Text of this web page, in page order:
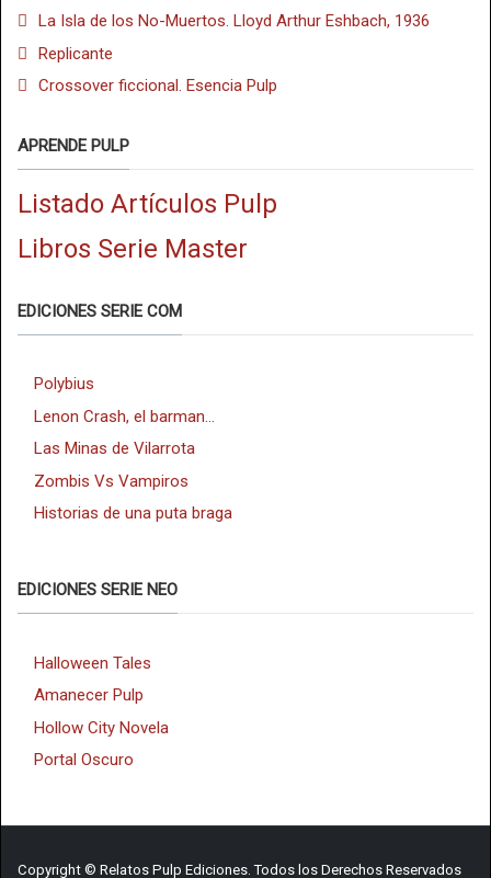
La Isla de los No-Muertos. Lloyd Arthur Eshbach, 1936
Replicante
Crossover ficcional. Esencia Pulp
APRENDE PULP
Listado Artículos Pulp
Libros Serie Master
EDICIONES SERIE COM
Polybius
Lenon Crash, el barman...
Las Minas de Vilarrota
Zombis Vs Vampiros
Historias de una puta braga
EDICIONES SERIE NEO
Halloween Tales
Amanecer Pulp
Hollow City Novela
Portal Oscuro
Copyright © Relatos Pulp Ediciones. Todos los Derechos Reservados